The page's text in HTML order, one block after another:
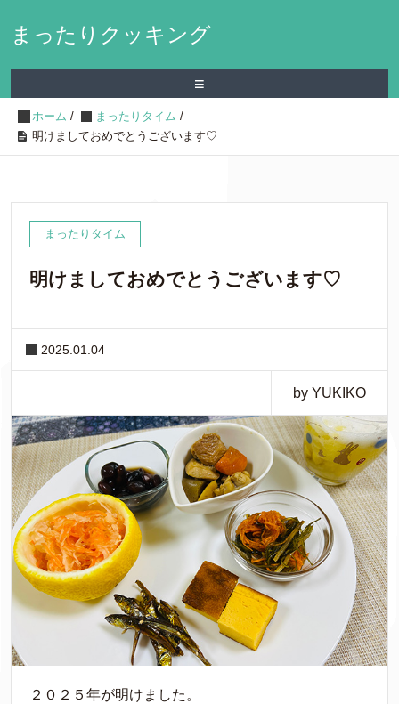
まったりクッキング
≡
ホーム / まったりタイム /
明けましておめでとうございます♡
まったりタイム
明けましておめでとうございます♡
2025.01.04
by YUKIKO
２０２５年が明けました。